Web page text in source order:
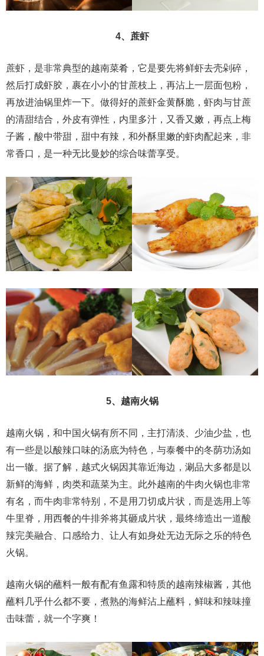
4、蔗虾
蔗虾，是非常典型的越南菜肴，它是要先将鲜虾去壳剁碎，
然后打成虾胶，裹在小小的甘蔗枝上，再沾上一层面包粉，
再放进油锅里炸一下。做得好的蔗虾金黄酥脆，虾肉与甘蔗
的清甜结合，外皮有弹性，内里多汁，又香又嫩，再点上梅
子酱，酸中带甜，甜中有辣，和外酥里嫩的虾肉配起来，非
常香口，是一种无比曼妙的综合味蕾享受。
5、越南火锅
越南火锅，和中国火锅有所不同，主打清淡、少油少盐，也
有一些是以酸辣口味的汤底为特色，与泰餐中的冬荫功汤如
出一辙。据了解，越式火锅因其靠近海边，涮品大多都是以
新鲜的海鲜，肉类和蔬菜为主。此外越南的牛肉火锅也非常
有名，而牛肉非常特别，不是用刀切成片状，而是选用上等
牛里脊，用西餐的牛排斧将其砸成片状，最终缔造出一道酸
辣完美融合、口感给力、让人有如身处无边无际之乐的特色
火锅。
越南火锅的蘸料一般有配有鱼露和特质的越南辣椒酱，其他
蘸料几乎什么都不要，煮熟的海鲜沾上蘸料，鲜味和辣味撞
击味蕾，就一个字爽！